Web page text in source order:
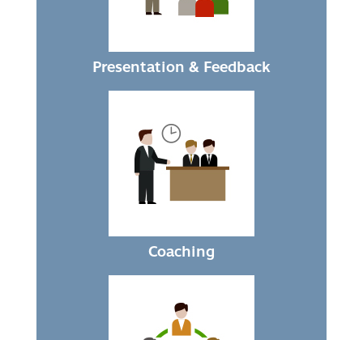
Presentation & Feedback
Coaching